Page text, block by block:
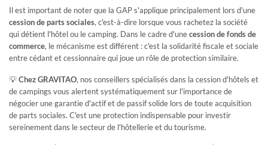
Il est important de noter que la GAP s'applique principalement lors d'une
cession de parts sociales, c'est-à-dire lorsque vous rachetez la société
qui détient l'hôtel ou le camping. Dans le cadre d'unecession de fonds de
commerce, le mécanisme est différent : c'est la solidarité fiscale et sociale
entre cédant et cessionnaire qui joue un rôle de protection similaire.
💡Chez GRAVITAO, nos conseillers spécialisés dans la cession d'hôtels et
de campings vous alertent systématiquement sur l'importance de
négocier une garantie d'actif et de passif solide lors de toute acquisition
de parts sociales. C'est une protection indispensable pour investir
sereinement dans le secteur de l'hôtellerie et du tourisme.